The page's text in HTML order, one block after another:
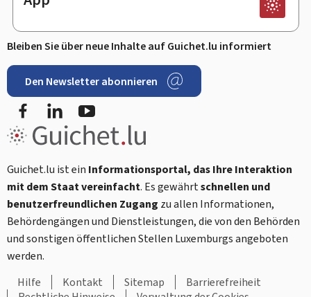
Bleiben Sie über neue Inhalte auf Guichet.lu informiert
Den Newsletter abonnieren
FacebookLinkedIn
Guichet.lu ist ein Informationsportal, das Ihre Interaktion
mit dem Staat vereinfacht. Es gewährtschnellen und
benutzerfreundlichen Zugang zu allen Informationen,
Behördengängen und Dienstleistungen, die von den Behörden
und sonstigen öffentlichen Stellen Luxemburgs angeboten
werden.
Hilfe
Kontakt Sitemap
Barrierefreiheit